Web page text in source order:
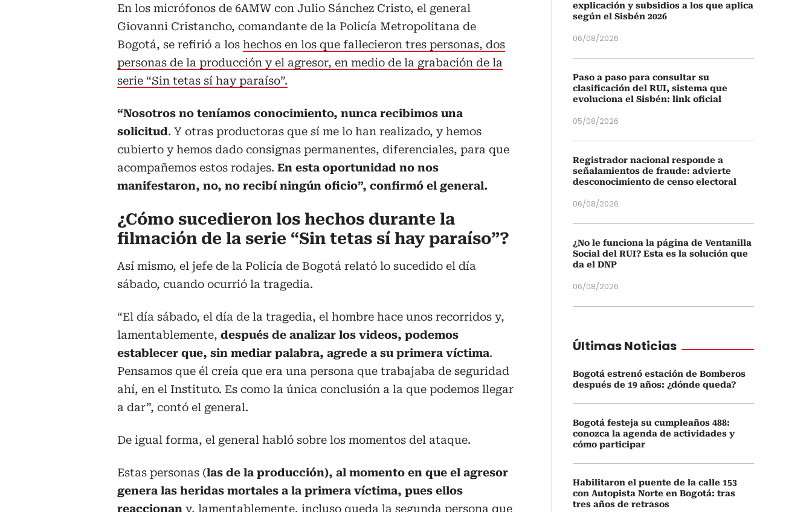
En los micrófonos de 6AMW con Julio Sánchez Cristo, el general
Giovanni Cristancho, comandante de la Policía Metropolitana de
Bogotá, se refirió a los hechos en los que fallecieron tres personas, dos
personas de la producción y el agresor, en medio de la grabación de la
serie “Sin tetas sí hay paraíso”.
“Nosotros no teníamos conocimiento, nunca recibimos una
solicitud. Y otras productoras que sí me lo han realizado, y hemos
cubierto y hemos dado consignas permanentes, diferenciales, para que
acompañemos estos rodajes. En esta oportunidad no nos
manifestaron, no, no recibí ningún oficio”, confirmó el general.
¿Cómo sucedieron los hechos durante la
filmación de la serie “Sin tetas sí hay paraíso”?
Así mismo, el jefe de la Policía de Bogotá relató lo sucedido el día
sábado, cuando ocurrió la tragedia.
“El día sábado, el día de la tragedia, el hombre hace unos recorridos y,
lamentablemente, después de analizar los videos, podemos
establecer que, sin mediar palabra, agrede a su primera víctima.
Pensamos que él creía que era una persona que trabajaba de seguridad
ahí, en el Instituto. Es como la única conclusión a la que podemos llegar
a dar”, contó el general.
De igual forma, el general habló sobre los momentos del ataque.
Estas personas (las de la producción), al momento en que el agresor
genera las heridas mortales a la primera víctima, pues ellos
reaccionan y, lamentablemente, incluso queda la segunda persona que
explicación y subsidios a los que aplica
según el Sisbén 2026
06/08/2026
Paso a paso para consultar su
clasificación del RUI, sistema que
evoluciona el Sisbén: link oficial
05/08/2026
Registrador nacional responde a
señalamientos de fraude: advierte
desconocimiento de censo electoral
06/08/2026
¿No le funciona la página de Ventanilla
Social del RUI? Esta es la solución que
da el DNP
06/08/2026
Últimas Noticias
Bogotá estrenó estación de Bomberos
después de 19 años: ¿dónde queda?
Bogotá festeja su cumpleaños 488:
conozca la agenda de actividades y
cómo participar
Habilitaron el puente de la calle 153
con Autopista Norte en Bogotá: tras
tres años de retrasos